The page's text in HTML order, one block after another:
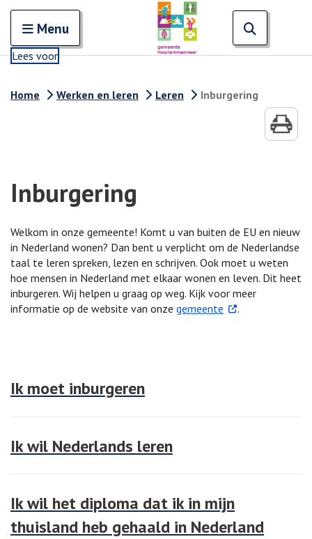
Open en sluit het
Menu
Lees voor
Home Werken en leren Leren Inburgering
Inburgering
Welkom in onze gemeente! Komt u van buiten de EU en nieuw
in Nederland wonen? Dan bent u verplicht om de Nederlandse
taal te leren spreken, lezen en schrijven. Ook moet u weten
hoe mensen in Nederland met elkaar wonen en leven. Dit heet
inburgeren. Wij helpen u graag op weg. Kijk voor meer
informatie op de website van onze gemeente . Externe link
.
Ik moet inburgeren
Ik wil Nederlands leren
Ik wil het diploma dat ik in mijn
thuisland heb gehaald in Nederland